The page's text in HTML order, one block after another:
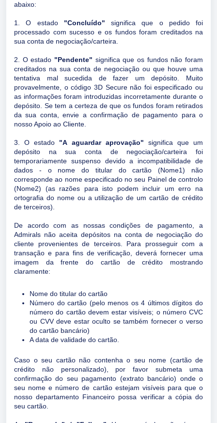
abaixo:
1. O estado "Concluído" significa que o pedido foi
processado com sucesso e os fundos foram creditados na
sua conta de negociação/carteira.
2. O estado "Pendente" significa que os fundos não foram
creditados na sua conta de negociação ou que houve uma
tentativa mal sucedida de fazer um depósito. Muito
provavelmente, o código 3D Secure não foi especificado ou
as informações foram introduzidas incorretamente durante o
depósito. Se tem a certeza de que os fundos foram retirados
da sua conta, envie a confirmação de pagamento para o
nosso Apoio ao Cliente.
3. O estado "A aguardar aprovação" significa que um
depósito na sua conta de negociação/carteira foi
temporariamente suspenso devido a incompatibilidade de
dados - o nome do titular do cartão (Nome1) não
corresponde ao nome especificado no seu Painel de controlo
(Nome2) (as razões para isto podem incluir um erro na
ortografia do nome ou a utilização de um cartão de crédito
de terceiros).
De acordo com as nossas condições de pagamento, a
Admirals não aceita depósitos na conta de negociação do
cliente provenientes de terceiros. Para prosseguir com a
transação e para fins de verificação, deverá fornecer uma
imagem da frente do cartão de crédito mostrando
claramente:
Nome do titular do cartão
Número do cartão (pelo menos os 4 últimos dígitos do
número do cartão devem estar visíveis; o número CVC
ou CVV deve estar oculto se também fornecer o verso
do cartão bancário)
A data de validade do cartão.
Caso o seu cartão não contenha o seu nome (cartão de
crédito não personalizado), por favor submeta uma
confirmação do seu pagamento (extrato bancário) onde o
seu nome e número de cartão estejam visíveis para que o
nosso departamento Financeiro possa verificar a cópia do
seu cartão.